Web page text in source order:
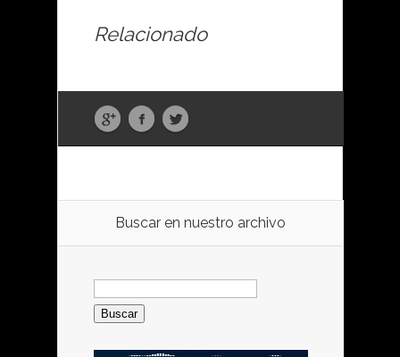
Relacionado
Buscar en nuestro archivo
Buscar: